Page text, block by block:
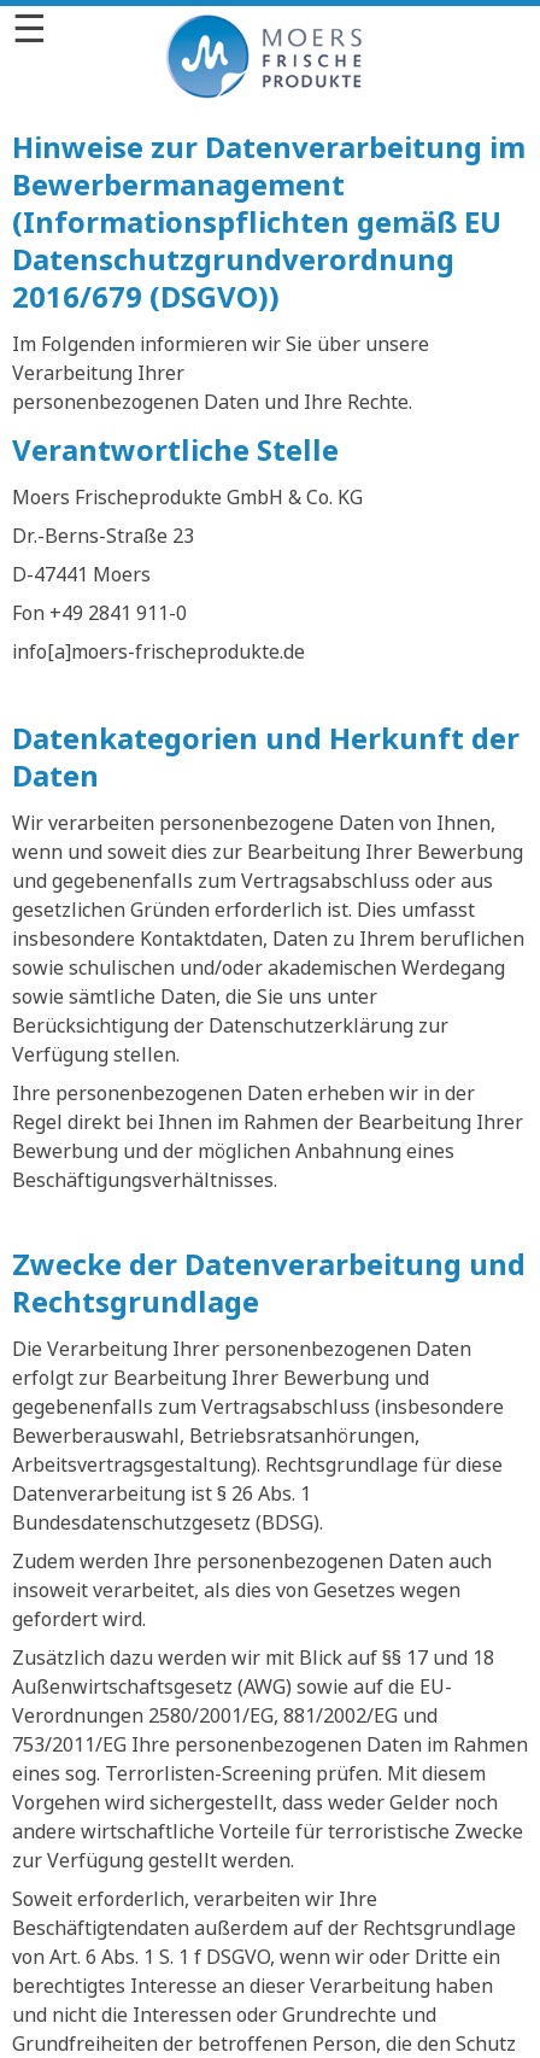
☰
Hinweise zur Datenverarbeitung im
Bewerbermanagement
(Informationspflichten gemäß EU
Datenschutzgrundverordnung
2016/679 (DSGVO))
Im Folgenden informieren wir Sie über unsere
Verarbeitung Ihrer
personenbezogenen Daten und Ihre Rechte.
Verantwortliche Stelle
Moers Frischeprodukte GmbH & Co. KG
Dr.-Berns-Straße 23
D-47441 Moers
Fon +49 2841 911-0
info[a]moers-frischeprodukte.de
Datenkategorien und Herkunft der
Daten
Wir verarbeiten personenbezogene Daten von Ihnen,
wenn und soweit dies zur Bearbeitung Ihrer Bewerbung
und gegebenenfalls zum Vertragsabschluss oder aus
gesetzlichen Gründen erforderlich ist. Dies umfasst
insbesondere Kontaktdaten, Daten zu Ihrem beruflichen
sowie schulischen und/oder akademischen Werdegang
sowie sämtliche Daten, die Sie uns unter
Berücksichtigung der Datenschutzerklärung zur
Verfügung stellen.
Ihre personenbezogenen Daten erheben wir in der
Regel direkt bei Ihnen im Rahmen der Bearbeitung Ihrer
Bewerbung und der möglichen Anbahnung eines
Beschäftigungsverhältnisses.
Zwecke der Datenverarbeitung und
Rechtsgrundlage
Die Verarbeitung Ihrer personenbezogenen Daten
erfolgt zur Bearbeitung Ihrer Bewerbung und
gegebenenfalls zum Vertragsabschluss (insbesondere
Bewerberauswahl, Betriebsratsanhörungen,
Arbeitsvertragsgestaltung). Rechtsgrundlage für diese
Datenverarbeitung ist § 26 Abs. 1
Bundesdatenschutzgesetz (BDSG).
Zudem werden Ihre personenbezogenen Daten auch
insoweit verarbeitet, als dies von Gesetzes wegen
gefordert wird.
Zusätzlich dazu werden wir mit Blick auf §§ 17 und 18
Außenwirtschaftsgesetz (AWG) sowie auf die EU-
Verordnungen 2580/2001/EG, 881/2002/EG und
753/2011/EG Ihre personenbezogenen Daten im Rahmen
eines sog. Terrorlisten-Screening prüfen. Mit diesem
Vorgehen wird sichergestellt, dass weder Gelder noch
andere wirtschaftliche Vorteile für terroristische Zwecke
zur Verfügung gestellt werden.
Soweit erforderlich, verarbeiten wir Ihre
Beschäftigtendaten außerdem auf der Rechtsgrundlage
von Art. 6 Abs. 1 S. 1 f DSGVO, wenn wir oder Dritte ein
berechtigtes Interesse an dieser Verarbeitung haben
und nicht die Interessen oder Grundrechte und
Grundfreiheiten der betroffenen Person, die den Schutz